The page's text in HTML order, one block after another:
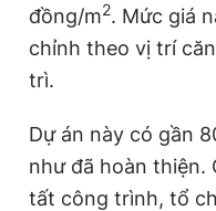
Đọc Thanh Niên trên
Theo dõi báo trên
đồng/m2. Mức giá
chỉnh theo vị trí
trì.
Dự án này có gần
như đã hoàn thiện.
tất công trình, tổ